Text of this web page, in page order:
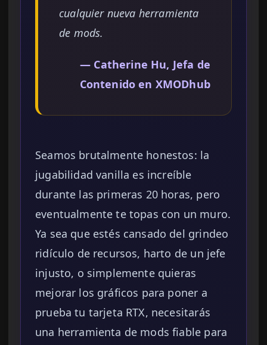
cualquier nueva herramienta
de mods.
— Catherine Hu, Jefa de
Contenido en XMODhub
Seamos brutalmente honestos: la
jugabilidad vanilla es increíble
durante las primeras 20 horas, pero
eventualmente te topas con un muro.
Ya sea que estés cansado del grindeo
ridículo de recursos, harto de un jefe
injusto, o simplemente quieras
mejorar los gráficos para poner a
prueba tu tarjeta RTX, necesitarás
una herramienta de mods fiable para